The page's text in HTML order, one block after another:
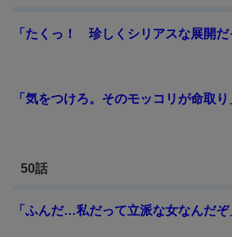
「たくっ！ 珍しくシリアスな展開だ
「気をつけろ。そのモッコリが命取り
50話
「ふんだ…私だって立派な女なんだぞ